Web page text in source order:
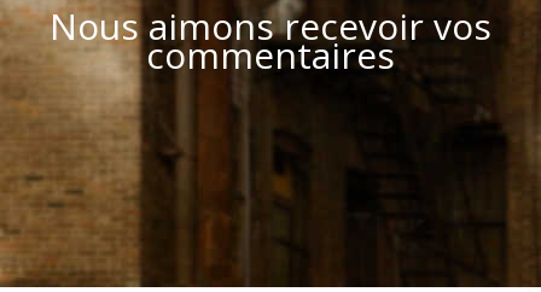
Nous aimons recevoir vos
commentaires